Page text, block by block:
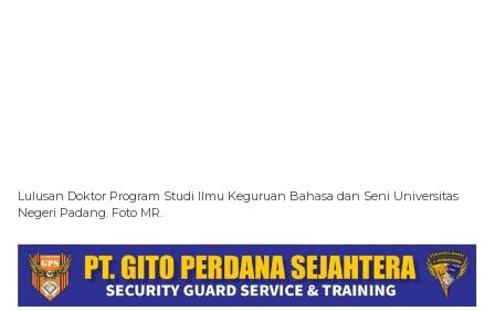
Lulusan Doktor Program Studi Ilmu Keguruan Bahasa dan Seni Universitas
Negeri Padang. Foto MR.